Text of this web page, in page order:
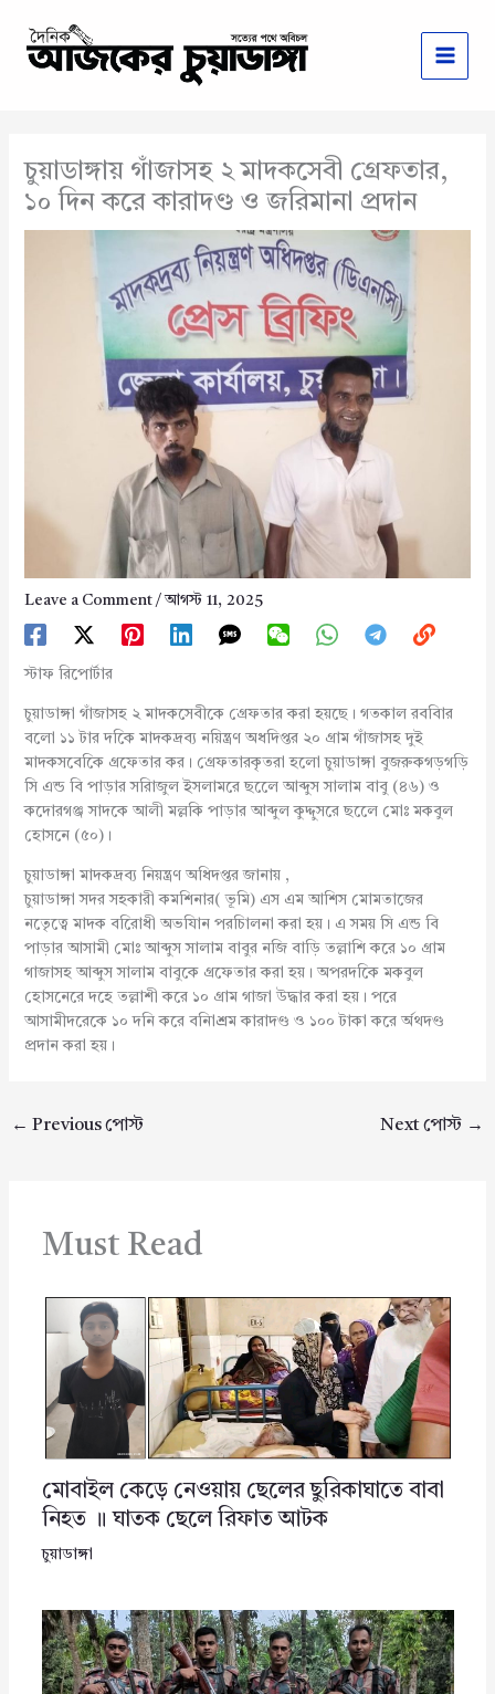
content
চুয়াডাঙ্গায় গাঁজাসহ ২ মাদকসেবী গ্রেফতার,
১০ দিন করে কারাদণ্ড ও জরিমানা প্রদান
Leave a Comment /আগস্ট 11, 2025
স্টাফ রিপোর্টার
চুয়াডাঙ্গা গাঁজাসহ ২ মাদকসেবীকে গ্রেফতার করা হয়ছে। গতকাল রববিার
বলো ১১ টার দকিে মাদকদ্রব্য নয়িন্ত্রণ অধদিপ্তর ২০ গ্রাম গাঁজাসহ দুই
মাদকসবেকিে গ্রফেতার কর। গ্রেফতারকৃতরা হলো চুয়াডাঙ্গা বুজরুকগড়গড়ি
সি এন্ড বি পাড়ার সরিাজুল ইসলামরে ছলেে আব্দুস সালাম বাবু (৪৬) ও
কদোরগঞ্জ সাদকে আলী মল্লকি পাড়ার আব্দুল কুদ্দুসরে ছলেে মোঃ মকবুল
হোসনে (৫০)।
চুয়াডাঙ্গা মাদকদ্রব্য নিয়ন্ত্রণ অধিদপ্তর জানায় ,
চুয়াডাঙ্গা সদর সহকারী কমশিনার( ভূমি) এস এম আশিস মোমতাজের
নতেৃত্বে মাদক বরিোধী অভযিান পরচিালনা করা হয়। এ সময় সি এন্ড বি
পাড়ার আসামী মোঃ আব্দুস সালাম বাবুর নজি বাড়ি তল্লাশি করে ১০ গ্রাম
গাজাসহ আব্দুস সালাম বাবুকে গ্রফেতার করা হয়। অপরদকিে মকবুল
হোসনেরে দহে তল্লাশী করে ১০ গ্রাম গাজা উদ্ধার করা হয়। পরে
আসামীদরেকে ১০ দনি করে বনিাশ্রম কারাদণ্ড ও ১০০ টাকা করে র্অথদণ্ড
প্রদান করা হয়।
← Previous পোস্ট Next পোস্ট →
Must Read
মোবাইল কেড়ে নেওয়ায় ছেলের ছুরিকাঘাতে বাবা
নিহত ॥ ঘাতক ছেলে রিফাত আটক
চুয়াডাঙ্গা